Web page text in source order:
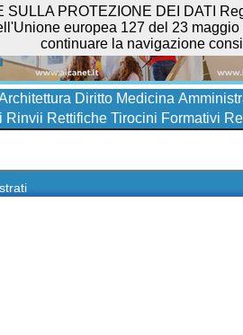
Diritto Medicina
Rinvii Rettifiche Tirocini Formativi
PROTEZIONE DEI DATI
europea 127 del 23
continuare la navigazione